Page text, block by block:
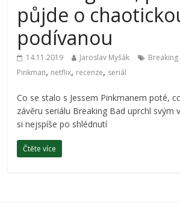
půjde o
podívanou
14.11.2019 Jaroslav Myšák Breaking
Pinkman, netflix, recenze, seriál
Co se stalo s Jessem Pinkmanem poté,
závěru seriálu Breaking Bad uprchl svým
si nejspíše po shlédnutí
Čtěte více